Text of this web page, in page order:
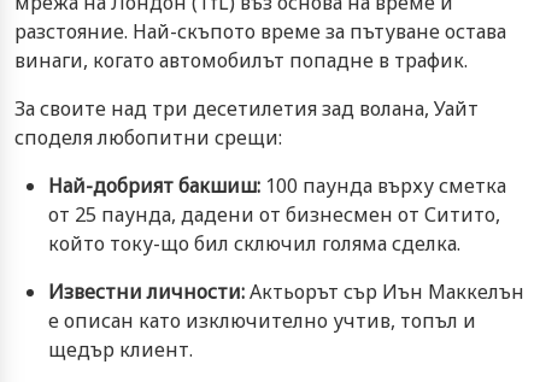
разстояние. Най-скъпото време за пътуване остава
винаги, когато автомобилът попадне в трафик.
За своите над три десетилетия зад волана, Уайт
споделя любопитни срещи:
Най-добрият бакшиш: 100 паунда върху сметка
от 25 паунда, дадени от бизнесмен от Ситито,
който току-що бил сключил голяма сделка.
Известни личности:Актьорът сър Иън Маккелън
е описан като изключително учтив, топъл и
щедър клиент.